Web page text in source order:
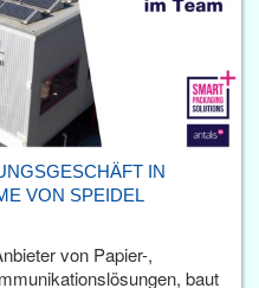
IN
VON SPEIDEL
von Papier-,
baut